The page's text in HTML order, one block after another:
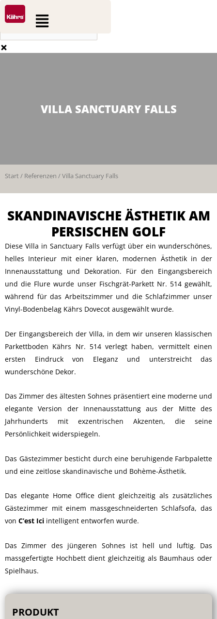
Zum
Inhalt
springen
Suche
Flyout
Menu
VILLA SANCTUARY FALLS
Start/ Referenzen / Villa Sanctuary Falls
SKANDINAVISCHE ÄSTHETIK AM
PERSISCHEN GOLF
Diese Villa in Sanctuary Falls verfügt über ein wunderschönes,
helles Interieur mit einer klaren, modernen Ästhetik in der
Innenausstattung und Dekoration. Für den Eingangsbereich
und die Flure wurde unser Fischgrät-Parkett Nr. 514 gewählt,
während für das Arbeitszimmer und die Schlafzimmer unser
Vinyl-Bodenbelag Kährs Dovecot ausgewählt wurde.
Der Eingangsbereich der Villa, in dem wir unseren klassischen
Parkettboden Kährs Nr. 514 verlegt haben, vermittelt einen
ersten Eindruck von Eleganz und unterstreicht das
wunderschöne Dekor.
Das Zimmer des ältesten Sohnes präsentiert eine moderne und
elegante Version der Innenausstattung aus der Mitte des
Jahrhunderts mit exzentrischen Akzenten, die seine
Persönlichkeit widerspiegeln.
Das Gästezimmer besticht durch eine beruhigende Farbpalette
und eine zeitlose skandinavische und Bohème-Ästhetik.
Das elegante Home Office dient gleichzeitig als zusätzliches
Gästezimmer mit einem massgeschneiderten Schlafsofa, das
von C’est Ici intelligent entworfen wurde.
Das Zimmer des jüngeren Sohnes ist hell und luftig. Das
massgefertigte Hochbett dient gleichzeitig als Baumhaus oder
Spielhaus.
PRODUKT